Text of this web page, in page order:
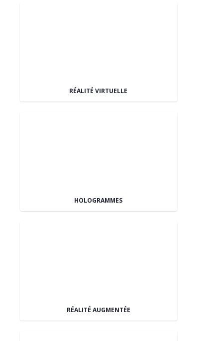
RÉALITÉ VIRTUELLE
HOLOGRAMMES
RÉALITÉ AUGMENTÉE